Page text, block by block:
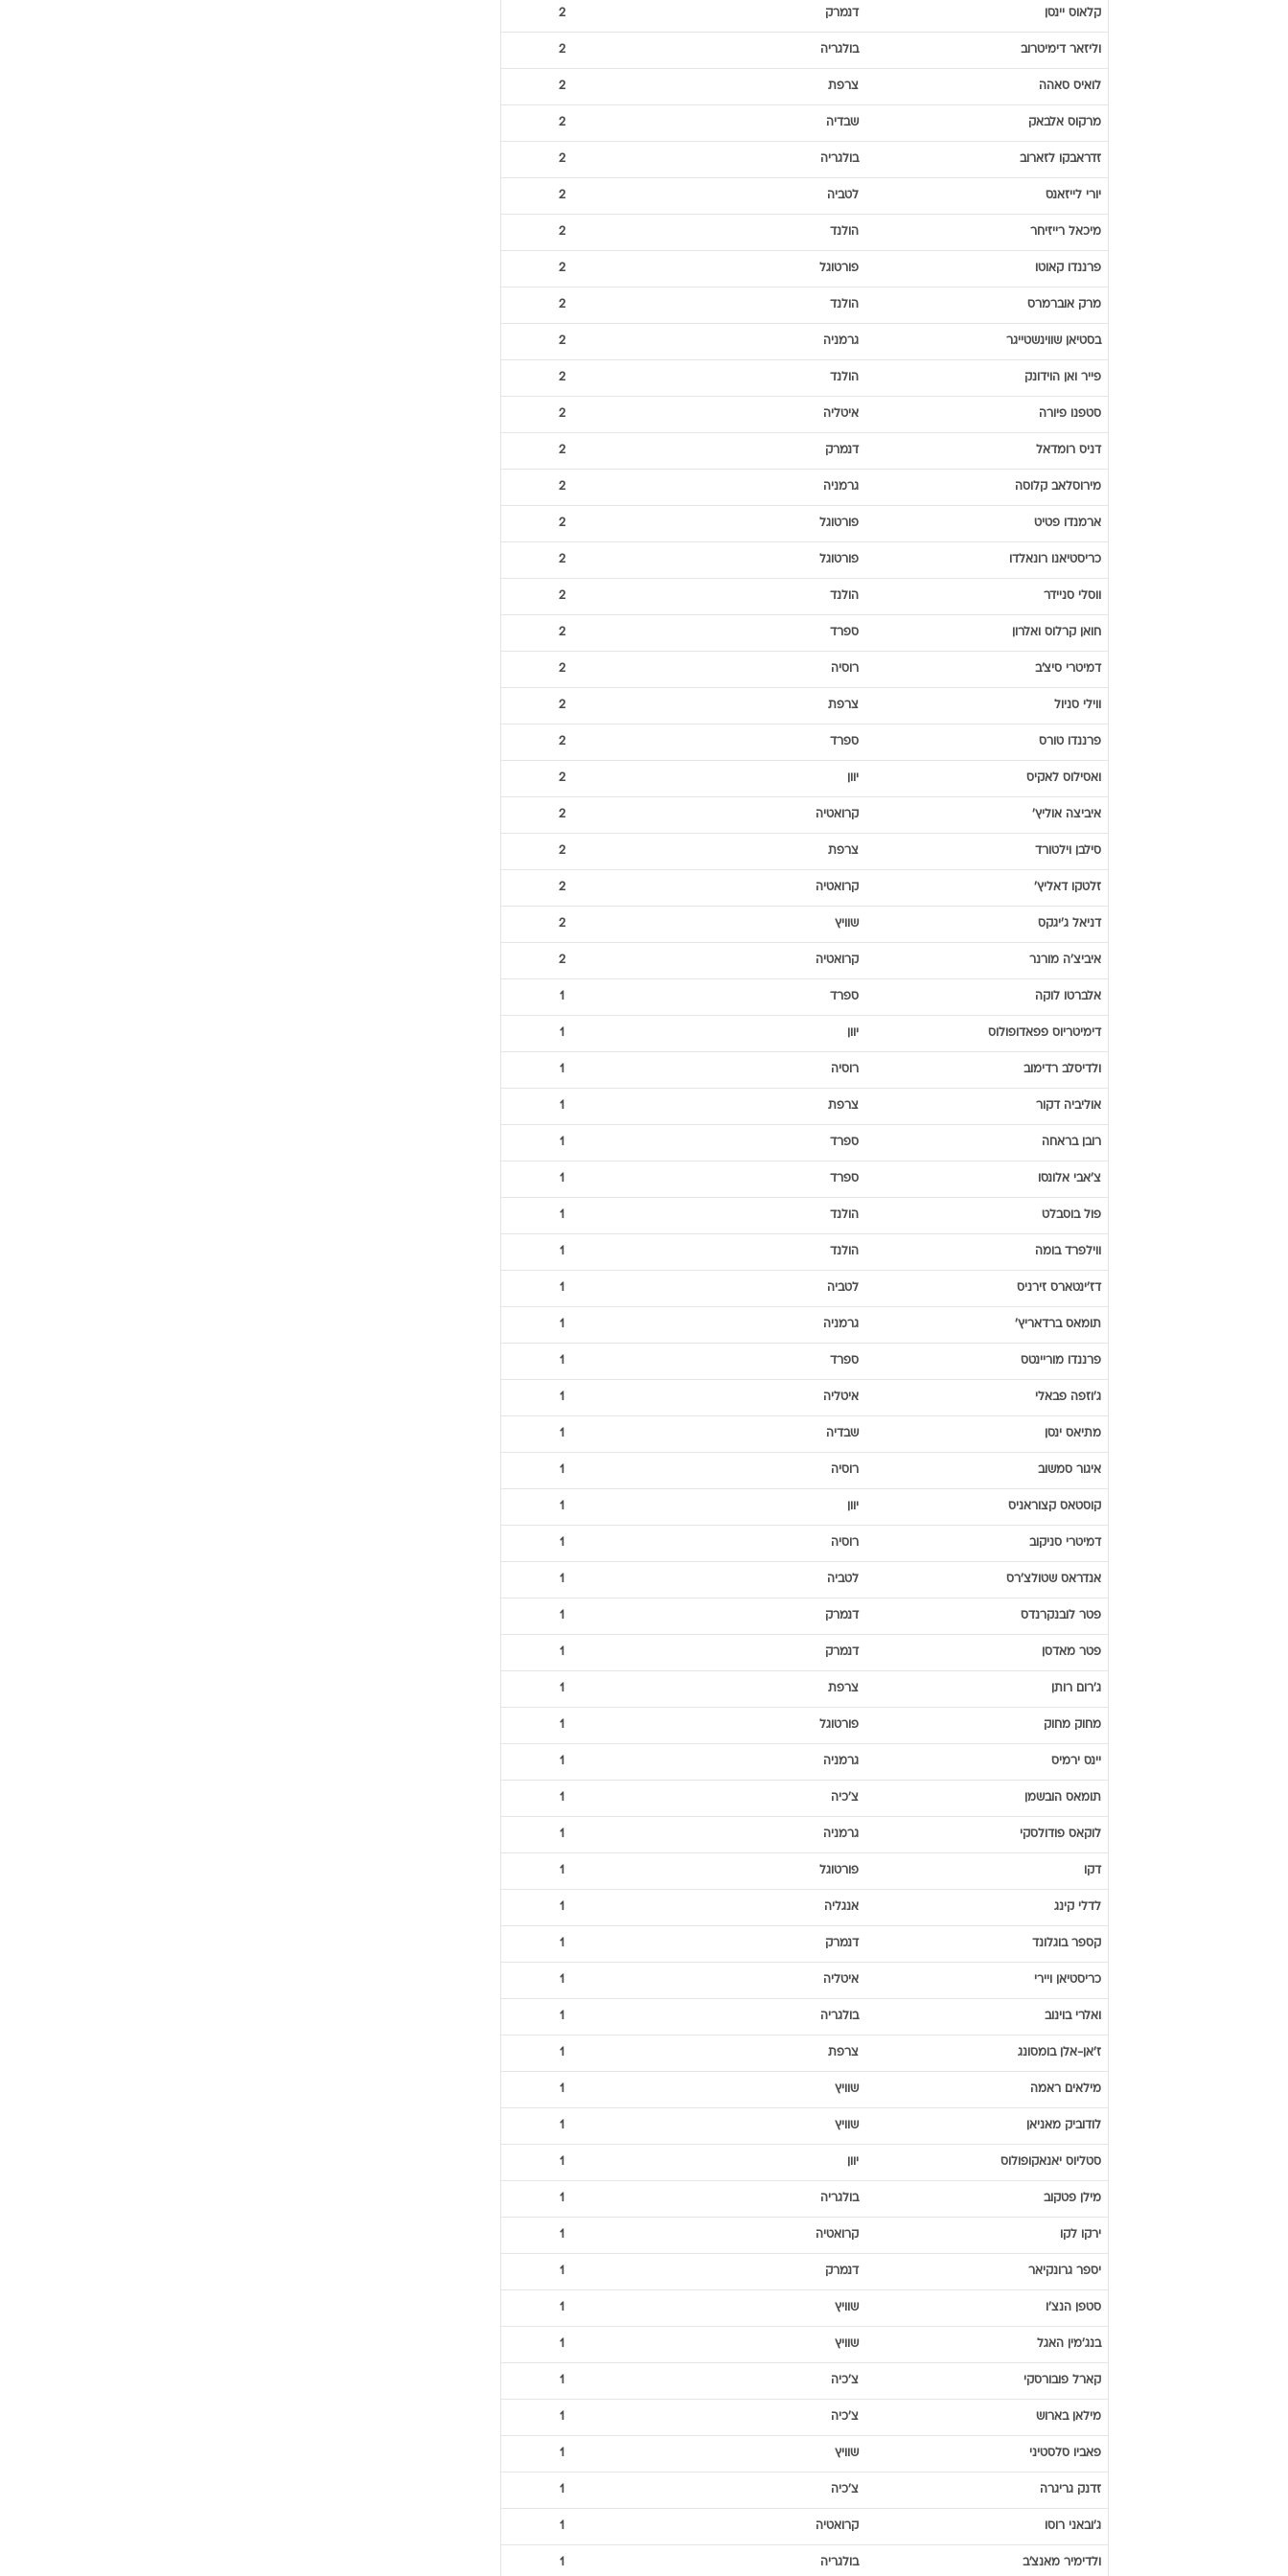
רפאל ואן דר וארט הולנד 3
רוי מקאיי הולנד 3
רוי קוסטה פורטוגל 3
דמיס ניקולאידיס יוון 3
פיל נוויל אנגליה 2
קלאוס יינסן דנמרק 2
וליזאר דימיטרוב בולגריה 2
לואיס סאהה צרפת 2
מרקוס אלבאק שבדיה 2
זדראבקו לזארוב בולגריה 2
יורי לייזאנס לטביה 2
מיכאל רייזיחר הולנד 2
פרננדו קאוטו פורטוגל 2
מרק אוברמרס הולנד 2
בסטיאן שווינשטייגר גרמניה 2
פייר ואן הוידונק הולנד 2
סטפנו פיורה איטליה 2
דניס רומדאל דנמרק 2
מירוסלאב קלוסה גרמניה 2
ארמנדו פטיט פורטוגל 2
כריסטיאנו רונאלדו פורטוגל 2
ווסלי סניידר הולנד 2
חואן קרלוס ואלרון ספרד 2
דמיטרי סיצ'ב רוסיה 2
ווילי סניול צרפת 2
פרננדו טורס ספרד 2
ואסילוס לאקיס יוון 2
איביצה אוליץ' קרואטיה 2
סילבן וילטורד צרפת 2
זלטקו דאליץ' קרואטיה 2
דניאל ג'יגקס שוויץ 2
איביצ'ה מורנר קרואטיה 2
אלברטו לוקה ספרד 1
דימיטריוס פפאדופולוס יוון 1
ולדיסלב רדימוב רוסיה 1
אוליביה דקור צרפת 1
רובן בראחה ספרד 1
צ'אבי אלונסו ספרד 1
פול בוסבלט הולנד 1
ווילפרד בומה הולנד 1
דז'ינטארס זירניס לטביה 1
תומאס ברדאריץ' גרמניה 1
פרננדו מוריינטס ספרד 1
ג'וזפה פבאלי איטליה 1
מתיאס ינסן שבדיה 1
איגור סמשוב רוסיה 1
קוסטאס קצוראניס יוון 1
דמיטרי סניקוב רוסיה 1
אנדראס שטולצ'רס לטביה 1
פטר לובנקרנדס דנמרק 1
פטר מאדסן דנמרק 1
ג'רום רותן צרפת 1
מחוק מחוק פורטוגל 1
יינס ירמיס גרמניה 1
תומאס הובשמן צ'כיה 1
לוקאס פודולסקי גרמניה 1
דקו פורטוגל 1
לדלי קינג אנגליה 1
קספר בוגלונד דנמרק 1
כריסטיאן ויירי איטליה 1
ואלרי בוינוב בולגריה 1
ז'אן-אלן בומסונג צרפת 1
מילאים ראמה שוויץ 1
לודוביק מאניאן שוויץ 1
סטליוס יאנאקופולוס יוון 1
מילן פטקוב בולגריה 1
ירקו לקו קרואטיה 1
יספר גרונקיאר דנמרק 1
סטפן הנצ'ו שוויץ 1
בנג'מין האגל שוויץ 1